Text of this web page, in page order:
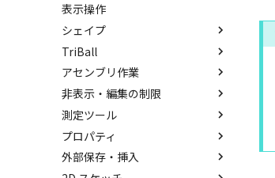
ユーザーインターフェースと各
部名称
インターフェースのカスタマイ
ズ
表示操作
シェイプ
IRONCAD で扱う要素
要素の選択方法
カタログからのドラッグ＆ドロ
ップによるモデリング
SmartSnap（スマートスナッ
プ）機能
IntelliShape のサイズ編集
TriBall
TriBallとは
起動と解除
軸ハンドル（直線移動）
平面ハンドル（面移動）
中心ハンドル（点移動）
アセンブリ作業
アセンブリの作成と解除
アセンブリ構造の変更
アセンブリフィーチャ 押し出
しカット
アセンブリフィーチャ 穴
非表示・編集の制限
概要
非表示
抑制[非表示]
測定ツール
SmartDimension
その他の測定ツール
プロパティ
パーツ プロパティ
外部保存・挿入